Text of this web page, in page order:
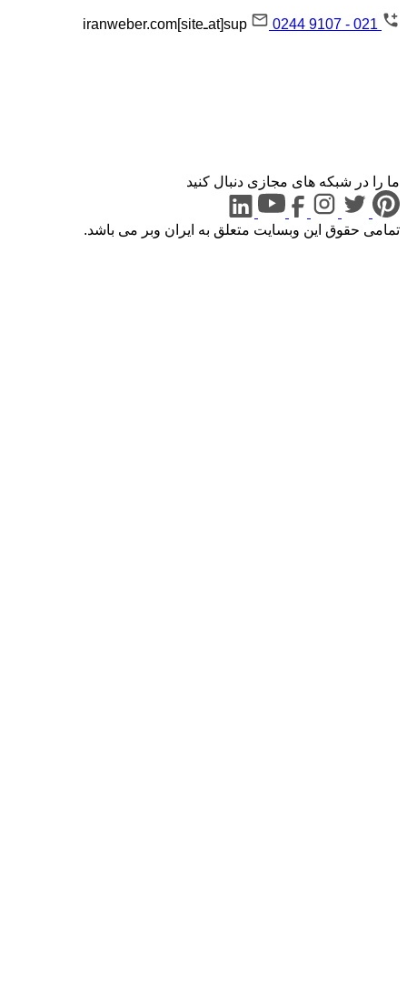
ما را در شبکه های مجازی دنبال کنید
تمامی حقوق این وبسایت متعلق به ایران وبر می باشد.